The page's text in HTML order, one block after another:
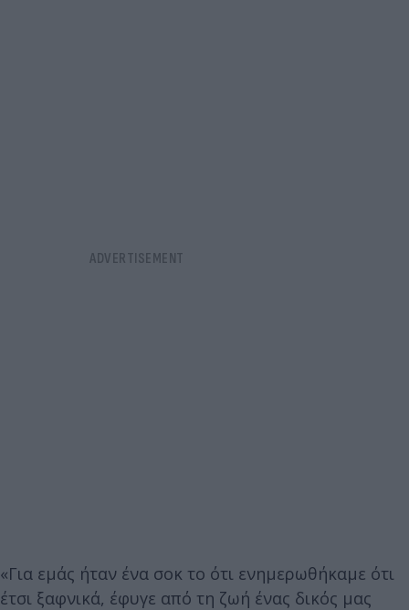
«Για εμάς ήταν ένα σοκ το ότι ενημερωθήκαμε ότι
έτσι ξαφνικά, έφυγε από τη ζωή ένας δικός μας